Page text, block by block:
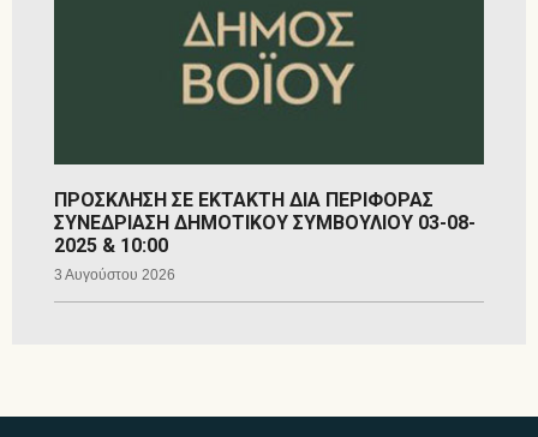
ΠΡΟΣΚΛΗΣΗ ΣΕ ΕΚΤΑΚΤΗ ΔΙΑ ΠΕΡΙΦΟΡΑΣ
ΣΥΝΕΔΡΙΑΣΗ ΔΗΜΟΤΙΚΟΥ ΣΥΜΒΟΥΛΙΟΥ 03-08-
2025 & 10:00
3 Αυγούστου 2026